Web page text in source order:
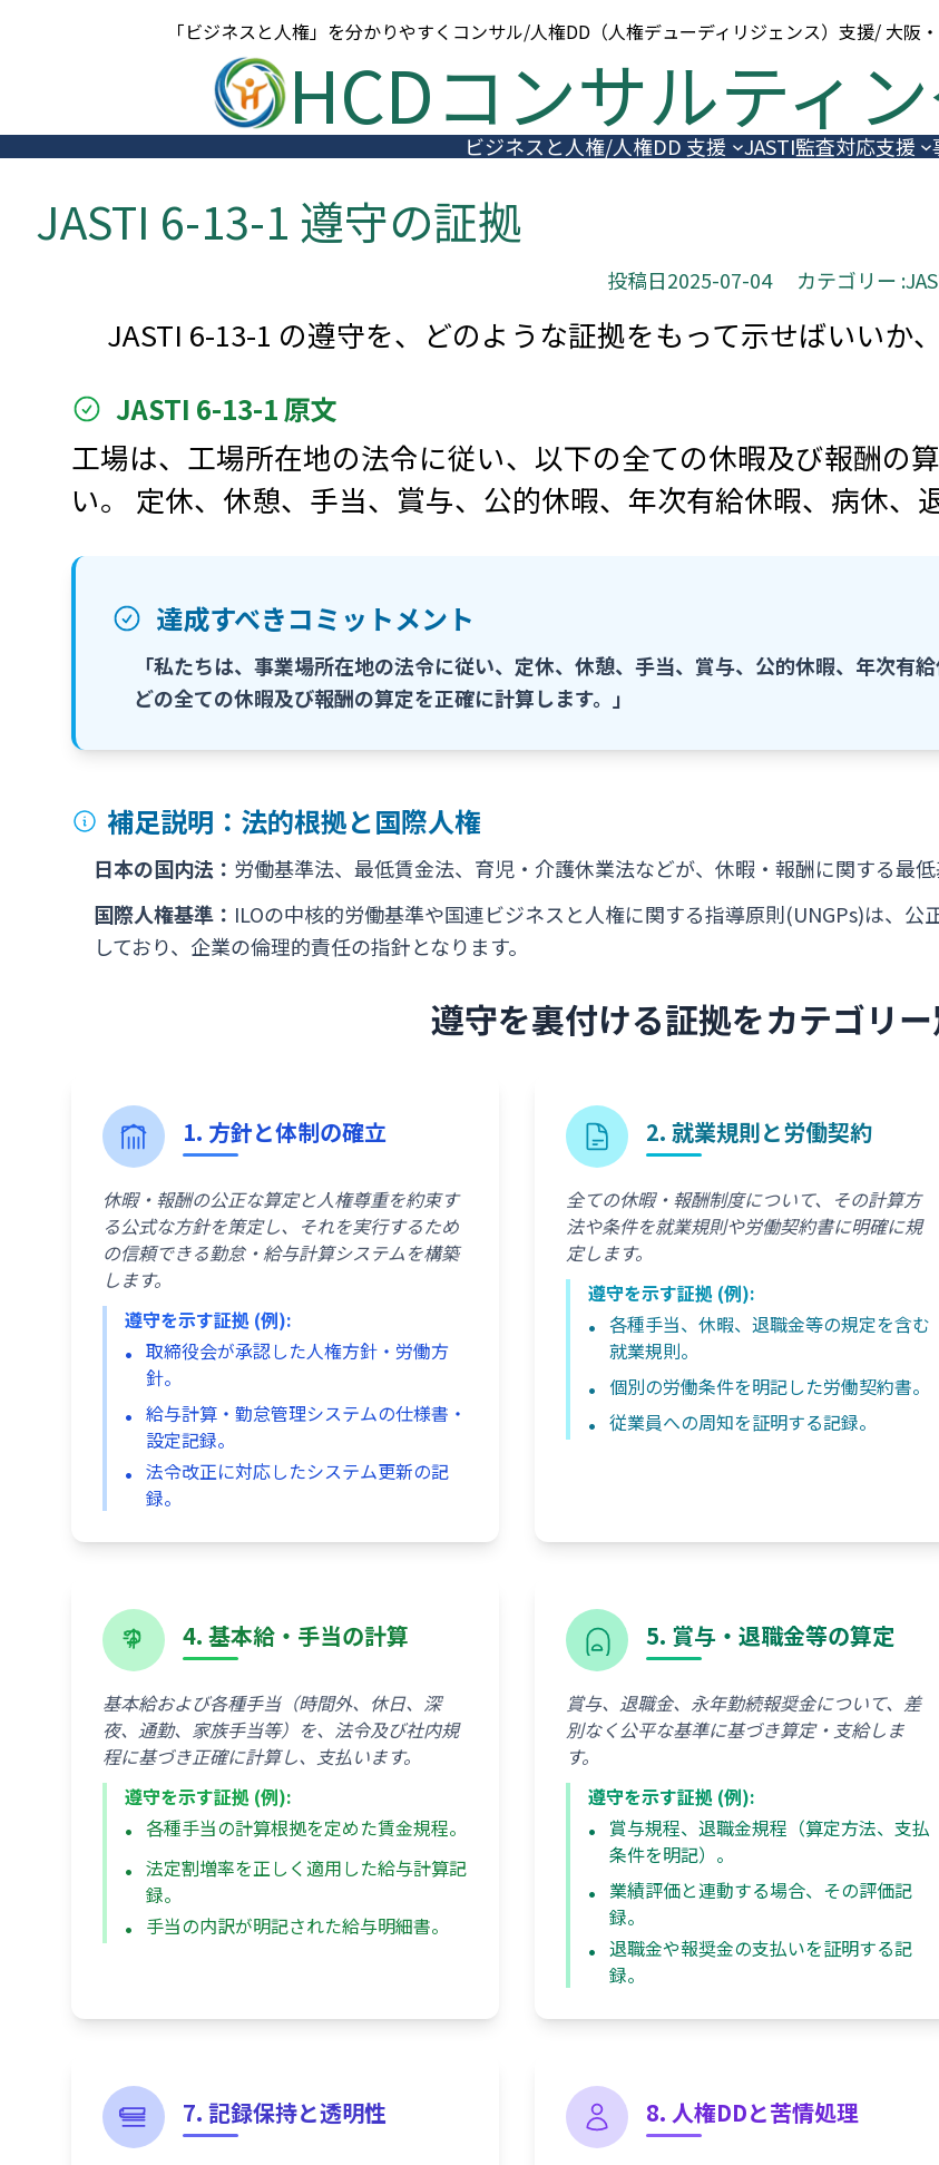
ッ
「ビジネスと人権」を分かりやすくコンサル/人権DD（人権デューディリジェンス）支援/ 大阪
HCDコンサルティ
ビジネスと人権/人権DD 支援 JASTI監査対応支援
JASTI 6-13-1 遵守の証拠
投稿日2025-07-04カテゴリー :
JASTI 6-13-1 の遵守を、どのような証拠をもって示せばいいか
JASTI 6-13-1 原文
工場は、工場所在地の法令に従い、以下の全ての休暇及び報酬の
い。 定休、休憩、手当、賞与、公的休暇、年次有給休暇、病休、
達成すべきコミットメント
「私たちは、事業場所在地の法令に従い、定休、休憩、手当、賞与、公的休暇、年次有
どの全ての休暇及び報酬の算定を正確に計算します。」
補足説明：法的根拠と国際人権
日本の国内法： 労働基準法、最低賃金法、育児・介護休業法などが、休暇・報酬に関する最低
国際人権基準： ILOの中核的労働基準や国連ビジネスと人権に関する指導原則(UNGPs)は、
しており、企業の倫理的責任の指針となります。
遵守を裏付ける証拠をカテゴリ
1. 方針と体制の確立
休暇・報酬の公正な算定と人権尊重を約束す
る公式な方針を策定し、それを実行するため
の信頼できる勤怠・給与計算システムを構築
します。
遵守を示す証拠 (例):
取締役会が承認した人権方針・労働方
針。
給与計算・勤怠管理システムの仕様書・
設定記録。
法令改正に対応したシステム更新の記
録。
2. 就業規則と労働契約
全ての休暇・報酬制度について、その計算方
法や条件を就業規則や労働契約書に明確に規
定します。
遵守を示す証拠 (例):
各種手当、休暇、退職金等の規定を含む
就業規則。
個別の労働条件を明記した労働契約書。
従業員への周知を証明する記録。
4. 基本給・手当の計算
基本給および各種手当（時間外、休日、深
夜、通勤、家族手当等）を、法令及び社内規
程に基づき正確に計算し、支払います。
遵守を示す証拠 (例):
各種手当の計算根拠を定めた賃金規程。
法定割増率を正しく適用した給与計算記
録。
手当の内訳が明記された給与明細書。
5. 賞与・退職金等の算定
賞与、退職金、永年勤続報奨金について、差
別なく公平な基準に基づき算定・支給しま
す。
遵守を示す証拠 (例):
賞与規程、退職金規程（算定方法、支払
条件を明記）。
業績評価と連動する場合、その評価記
録。
退職金や報奨金の支払いを証明する記
録。
7. 記録保持と透明性 8. 人権DDと苦情処理